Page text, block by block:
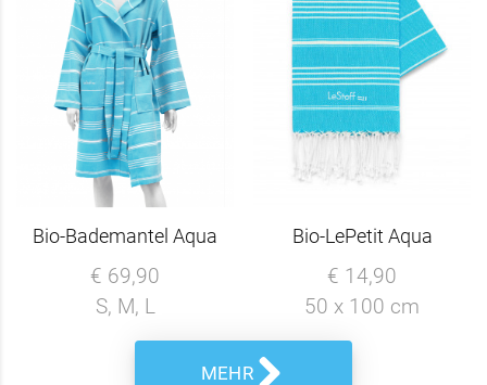
Bio-Bademantel Aqua
€ 69,90
S, M, L
Bio-LePetit Aqua
€ 14,90
50 x 100 cm
MEHR